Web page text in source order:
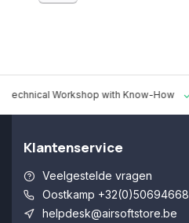
Technical Workshop with Know-How
Klantenservice
Veelgestelde vragen
Oostkamp +32(0)50694668
helpdesk@airsoftstore.be